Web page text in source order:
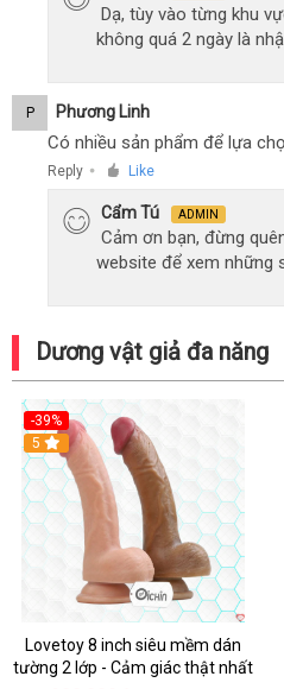
Dạ, tùy vào từng khu
không quá 2 ngày là
P Phương Linh
Có nhiều sản phẩm để lựa
Reply ● Like
Cẩm Tú ADMIN
Cảm ơn bạn, đừng
website để xem những
Dương vật giả đa năng
-39%
Hot
5
Lovetoy 8 inch siêu mềm dán
tường 2 lớp - Cảm giác thật nhất